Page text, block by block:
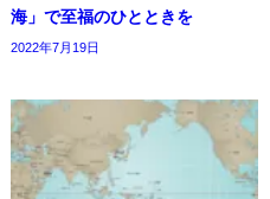
海」で至福のひとときを
2022年7月19日